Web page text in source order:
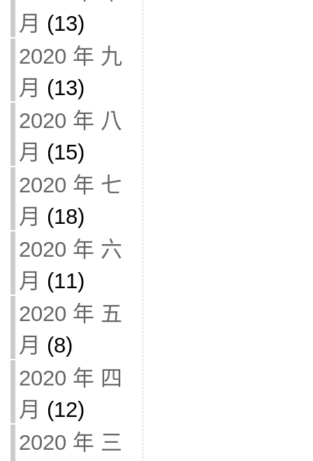
月 (13)
2020 年 九
月 (13)
2020 年 八
月 (15)
2020 年 七
月 (18)
2020 年 六
月 (11)
2020 年 五
月 (8)
2020 年 四
月 (12)
2020 年 三